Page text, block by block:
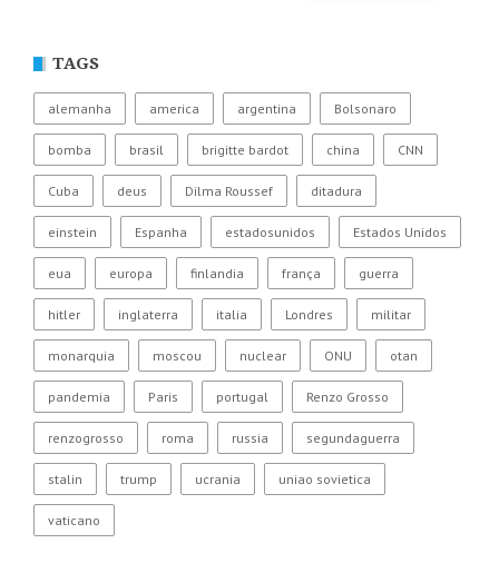
TAGS
alemanha america argentina Bolsonaro
bomba brasil brigitte bardot china CNN
Cuba deus Dilma Roussef ditadura
einstein Espanha estadosunidos Estados Unidos
eua europa finlandia frança guerra
hitler inglaterra italia Londres militar
monarquia moscou nuclear ONU otan
pandemia Paris portugal Renzo Grosso
renzogrosso roma russia segundaguerra
stalin trump ucrania uniao sovietica
vaticano